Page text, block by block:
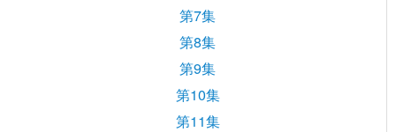
第7集
第8集
第9集
第10集
第11集